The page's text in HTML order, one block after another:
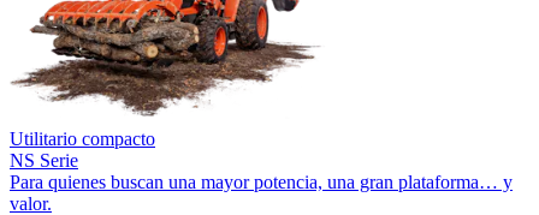
Utilitario compacto
NS Serie
Para quienes buscan una mayor potencia, una gran plataforma… y
valor.